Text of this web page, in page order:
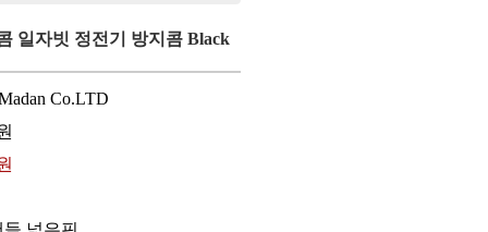
일자빗 정전기 방지콤 Black
Co.LTD